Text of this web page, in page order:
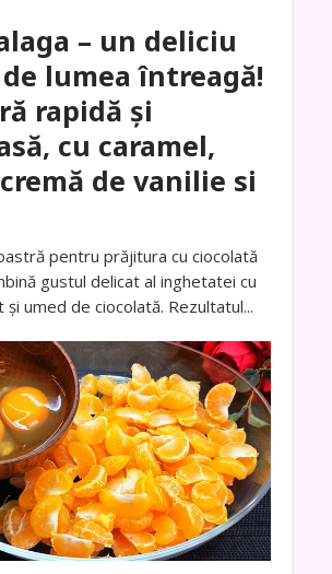
– un deliciu
lumea întreagă!
rapidă și
cu caramel,
de vanilie si
pentru prăjitura cu ciocolată
gustul delicat al inghetatei cu
umed de ciocolată. Rezultatul...